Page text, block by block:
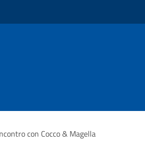
con Cocco & Magella